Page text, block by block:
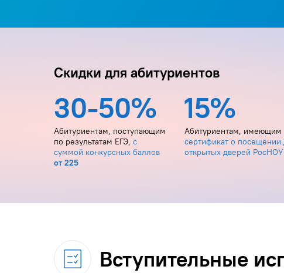
Скидки для абитуриентов
30-50%
Абитуриентам, поступающим
по результатам ЕГЭ, с
суммой конкурсных баллов
от 225
15%
Абитуриентам, имеющим
сертификат о посещении
открытых дверей РосНОУ
Вступительные